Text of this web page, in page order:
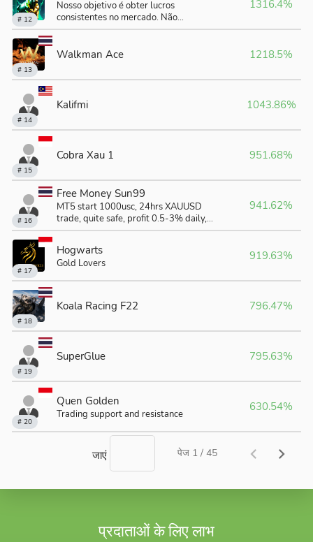
प्रदाताओं के लिए लाभ